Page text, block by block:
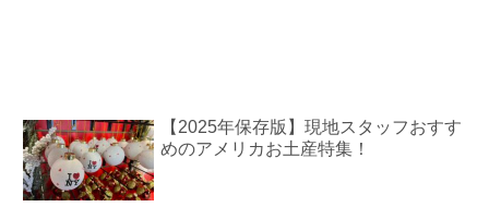
【2025年保存版】現地スタッフおすす
めのアメリカお土産特集！